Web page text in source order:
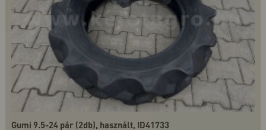
Gumi 9.5-24 pár (2db), használt, ID41733